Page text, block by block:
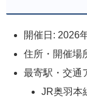
開催日: 2026
住所・開催場
最寄駅・交通
JR奥羽本